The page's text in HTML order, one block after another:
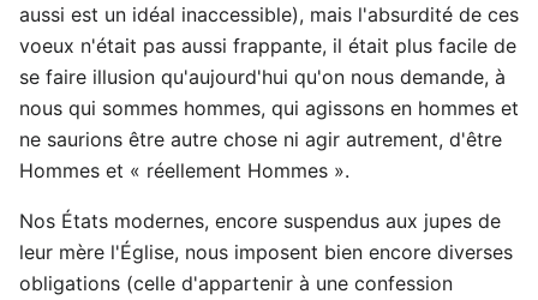
aussi est un idéal inaccessible), mais l'absurdité de ces
voeux n'était pas aussi frappante, il était plus facile de
se faire illusion qu'aujourd'hui qu'on nous demande, à
nous qui sommes hommes, qui agissons en hommes et
ne saurions être autre chose ni agir autrement, d'être
Hommes et « réellement Hommes ».
Nos États modernes, encore suspendus aux jupes de
leur mère l'Église, nous imposent bien encore diverses
obligations (celle d'appartenir à une confession